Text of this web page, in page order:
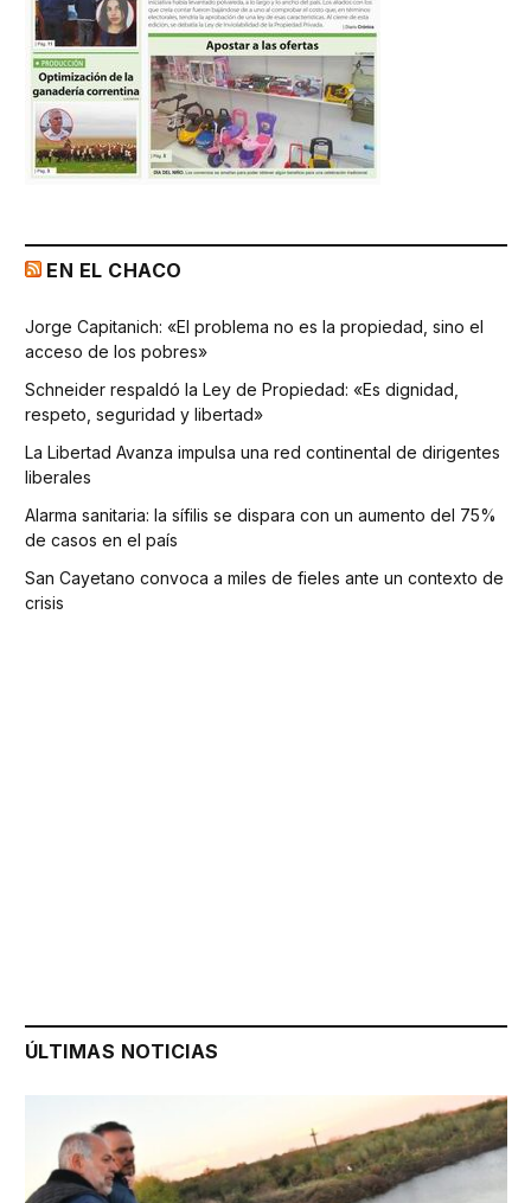
EN EL CHACO
Jorge Capitanich: «El problema no es la propiedad, sino el
acceso de los pobres»
Schneider respaldó la Ley de Propiedad: «Es dignidad,
respeto, seguridad y libertad»
La Libertad Avanza impulsa una red continental de dirigentes
liberales
Alarma sanitaria: la sífilis se dispara con un aumento del 75%
de casos en el país
San Cayetano convoca a miles de fieles ante un contexto de
crisis
ÚLTIMAS NOTICIAS